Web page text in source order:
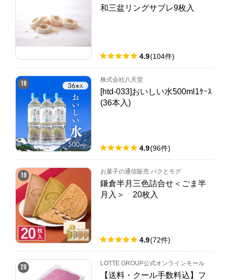
和三盆リングサブレ9枚入
4.9(104件)
18 株式会社八天堂
[htd-033]おいしい水500ml1ｹｰｽ
(36本入)
4.9(96件)
19 お菓子の通信販売 パクとモグ
鎌倉半月三色詰合せ＜ごま半
月入＞ 20枚入
4.9(72件)
20 LOTTE GROUP公式オンラインモール
【送料・クール手数料込】フ